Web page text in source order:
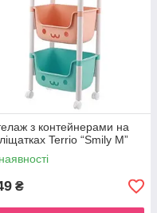
з контейнерами на
Terrio “Smily M”
₴